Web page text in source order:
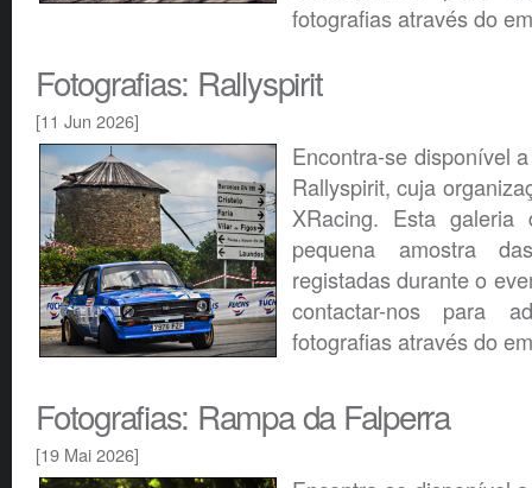
fotografias através do
Fotografias: Rallyspirit
[11 Jun 2026]
Encontra-se disponível
Rallyspirit, cuja
XRacing. Esta galeria
pequena amostra
registadas durante o
contactar-nos para
fotografias através do
Fotografias: Rampa da Falperra
[19 Mai 2026]